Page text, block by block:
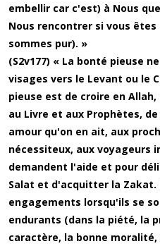
embellir car c'est) à Nous
Nous rencontrer si vous
sommes pur). »
(S2v177) « La bonté pieuse
visages vers le Levant ou le
pieuse est de croire en
au Livre et aux Prophètes,
amour qu'on en ait, aux
nécessiteux, aux voyageurs
demandent l'aide et pour
Salat et d'acquitter la Zakat.
engagements lorsqu'ils se
endurants (dans la piété, la
caractère, la bonne